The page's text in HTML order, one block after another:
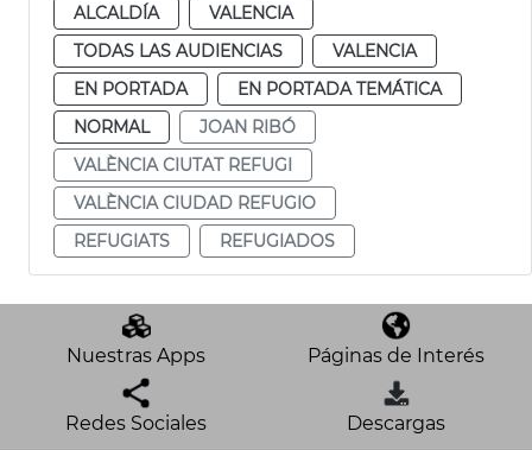
ALCALDÍA
VALENCIA
TODAS LAS AUDIENCIAS
VALENCIA
EN PORTADA
EN PORTADA TEMÁTICA
NORMAL
JOAN RIBÓ
VALÈNCIA CIUTAT REFUGI
VALÈNCIA CIUDAD REFUGIO
REFUGIATS
REFUGIADOS
Nuestras Apps Páginas de Interés
Redes Sociales Descargas